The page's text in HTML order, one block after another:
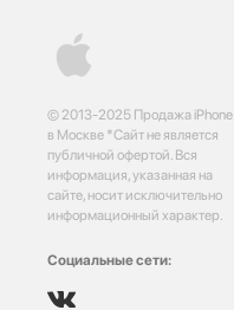
© 2013-2025 Продажа iPhone
в Москве *Сайт не является
публичной офертой. Вся
информация, указанная на
сайте, носит исключительно
информационный характер.
Социальные сети: